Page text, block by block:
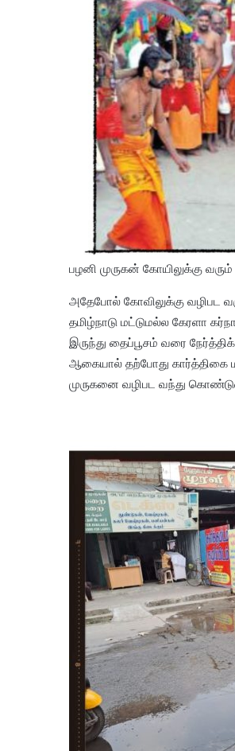
பழனி முருகன் கோயிலுக்கு
அதேபோல் கோவிலுக்கு வழிபட
தமிழ்நாடு மட்டுமல்ல கேரளா
இருந்து தைப்பூசம் வரை
ஆகையால் தற்போது கார்த்திகை
முருகனை வழிபட வந்து